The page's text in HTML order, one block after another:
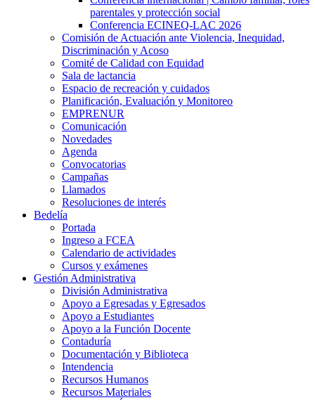
parentales y protección social
Conferencia ECINEQ-LAC 2026
Comisión de Actuación ante Violencia, Inequidad,
Discriminación y Acoso
Comité de Calidad con Equidad
Sala de lactancia
Espacio de recreación y cuidados
Planificación, Evaluación y Monitoreo
EMPRENUR
Comunicación
Novedades
Agenda
Convocatorias
Campañas
Llamados
Resoluciones de interés
Bedelía
Portada
Ingreso a FCEA
Calendario de actividades
Cursos y exámenes
Gestión Administrativa
División Administrativa
Apoyo a Egresadas y Egresados
Apoyo a Estudiantes
Apoyo a la Función Docente
Contaduría
Documentación y Biblioteca
Intendencia
Recursos Humanos
Recursos Materiales